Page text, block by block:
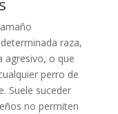
raza,
agresivo, o que
perro de
Suele suceder
no permiten